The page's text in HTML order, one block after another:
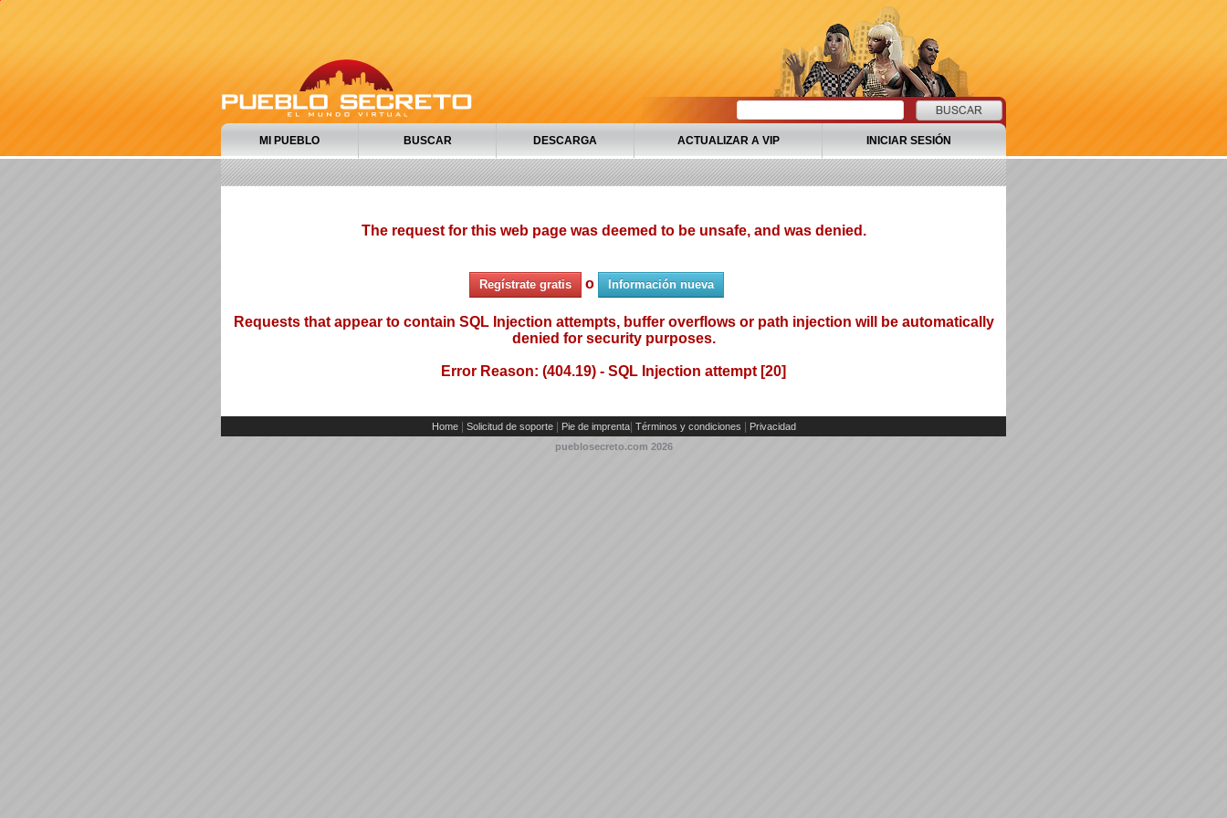
MI PUEBLO BUSCAR DESCARGA ACTUALIZAR A VIP INICIAR SESIÓN
The request for this web page was deemed to be unsafe, and was denied.
Regístrate gratis o Información nueva
Requests that appear to contain SQL Injection attempts, buffer overflows or path injection will be automatically
denied for security purposes.
Error Reason: (404.19) - SQL Injection attempt [20]
Home Solicitud de soporte Pie de imprenta| Términos y condiciones
Privacidad
pueblosecreto.com 2026